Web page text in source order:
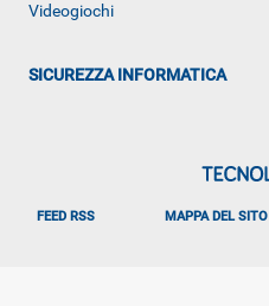
Videogiochi
SICUREZZA INFORMATICA
FEED RSS MAPPA DEL SITO